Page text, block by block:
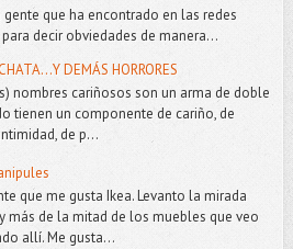
gente que ha encontrado en las redes
decir obviedades de manera...
DEMÁS HORRORES
nombres cariñosos son un arma de doble
tienen un componente de cariño, de
de p...
que me gusta Ikea. Levanto la mirada
más de la mitad de los muebles que veo
allí. Me gusta...